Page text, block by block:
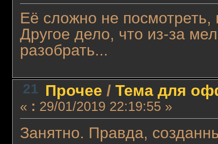
Её сложно не
Другое дело, что из-за
разобрать...
21 Прочее / Тема для
« : 29/01/2019 22:19:55 »
Занятно. Правда,